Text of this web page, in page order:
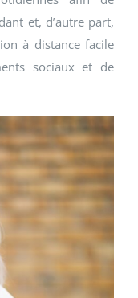
et, d’autre part,
à distance facile
sociaux et de